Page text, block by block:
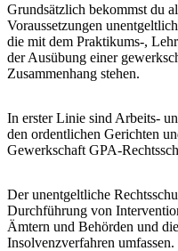
Grundsätzlich bekommst du
Voraussetzungen
die mit dem Praktikums-,
der Ausübung einer
Zusammenhang stehen.
In erster Linie sind Arbeits-
den ordentlichen Gerichten
Gewerkschaft GPA-
Der unentgeltliche
Durchführung von
Ämtern und Behörden und
Insolvenzverfahren umfassen.